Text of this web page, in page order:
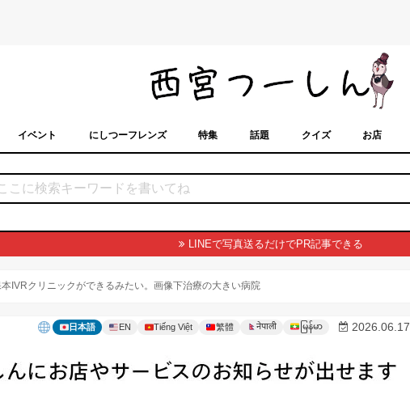
イベント にしつーフレンズ 特集 話題 クイズ お店
LINEで写真送るだけでPR記事できる
IVRクリニックができるみたい。画像下治療の大きい病院
日本語 EN Tiếng Việt 繁體 नेपाली မြန်မာ 2026.06.17